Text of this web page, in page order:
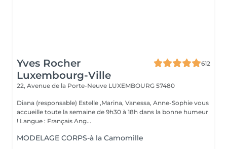
Yves Rocher
Luxembourg-Ville
612
22, Avenue de la Porte-Neuve LUXEMBOURG 57480
Diana (responsable) Estelle ,Marina, Vanessa, Anne-Sophie vous
accueille toute la semaine de 9h30 à 18h dans la bonne humeur
! Langue : Français Ang...
MODELAGE CORPS-à la Camomille